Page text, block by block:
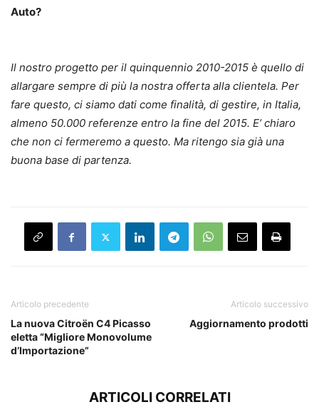
Auto?
Il nostro progetto per il quinquennio 2010-2015 è quello di
allargare sempre di più la nostra offerta alla clientela. Per
fare questo, ci siamo dati come finalità, di gestire, in Italia,
almeno 50.000 referenze entro la fine del 2015. E’ chiaro
che non ci fermeremo a questo. Ma ritengo sia già una
buona base di partenza.
Articolo precedente
La nuova Citroën C4 Picasso
eletta “Migliore Monovolume
d’Importazione”
Articolo successivo
Aggiornamento prodotti
ARTICOLI CORRELATI